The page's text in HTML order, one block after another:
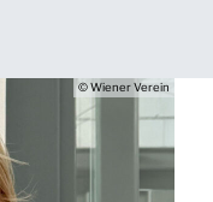
© Wiener Verein